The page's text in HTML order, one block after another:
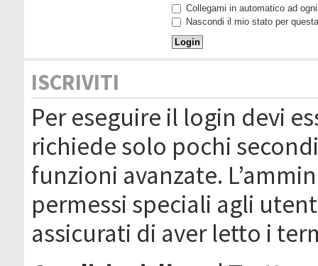
Collegami in automatico ad
Nascondi il mio stato per
ISCRIVITI
Per eseguire il login devi
richiede solo pochi
funzioni avanzate.
permessi speciali agli
assicurati di aver letto i